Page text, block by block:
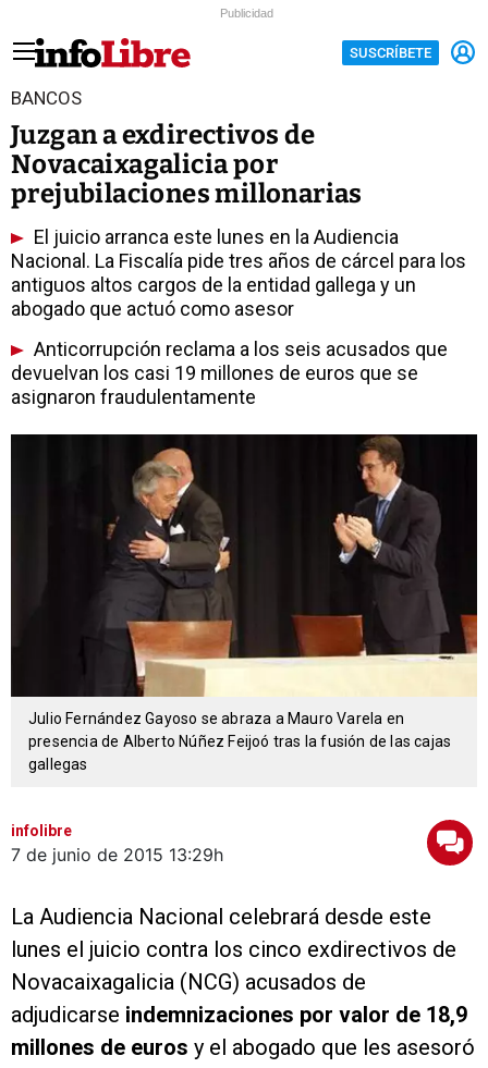
Publicidad
SUSCRÍBETE
BANCOS
Juzgan a exdirectivos de
Novacaixagalicia por
prejubilaciones millonarias
El juicio arranca este lunes en la Audiencia
Nacional. La Fiscalía pide tres años de cárcel para los
antiguos altos cargos de la entidad gallega y un
abogado que actuó como asesor
Anticorrupción reclama a los seis acusados que
devuelvan los casi 19 millones de euros que se
asignaron fraudulentamente
Julio Fernández Gayoso se abraza a Mauro Varela en
presencia de Alberto Núñez Feijoó tras la fusión de las cajas
gallegas
infolibre
7 de junio de 2015 13:29h
La Audiencia Nacional celebrará desde este
lunes el juicio contra los cinco exdirectivos de
Novacaixagalicia (NCG) acusados de
adjudicarse indemnizaciones por valor de 18,9
millones de euros y el abogado que les asesoró